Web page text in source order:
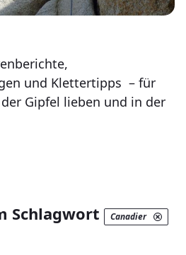
und Klettertipps – für
Gipfel lieben und in der
Schlagwort Canadier